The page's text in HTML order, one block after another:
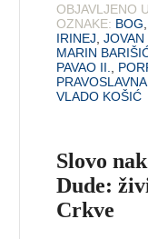
OBJAVLJENO
OZNAKE: BOG
IRINEJ ,
MARIN
PAVAO II.
VLADO KOŠIĆ
Slovo
Dude:
Crkve